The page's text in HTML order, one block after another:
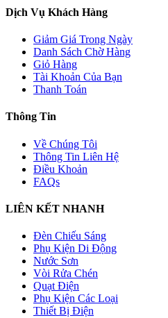
Dịch Vụ Khách Hàng
Giảm Giá Trong Ngày
Danh Sách Chờ Hàng
Giỏ Hàng
Tài Khoản Của Bạn
Thanh Toán
Thông Tin
Về Chúng Tôi
Thông Tin Liên Hệ
Điều Khoản
FAQs
LIÊN KẾT NHANH
Đèn Chiếu Sáng
Phụ Kiện Di Động
Nước Sơn
Vòi Rửa Chén
Quạt Điện
Phụ Kiện Các Loại
Thiết Bị Điện